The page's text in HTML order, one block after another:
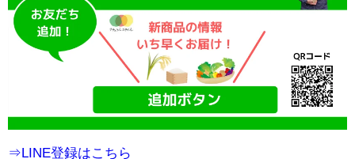
⇒LINE登録はこちら